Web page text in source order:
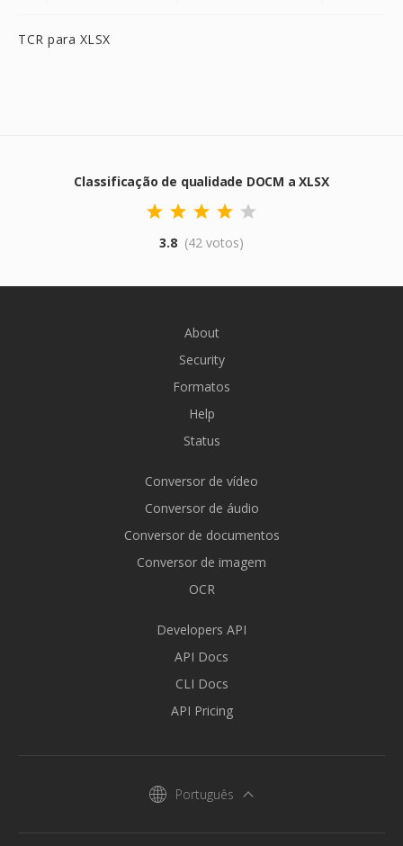
TCR para XLSX
Classificação de qualidade DOCM a XLSX
3.8 (42 votos)
About
Security
Formatos
Help
Status
Conversor de vídeo
Conversor de áudio
Conversor de documentos
Conversor de imagem
OCR
Developers API
API Docs
CLI Docs
API Pricing
Português